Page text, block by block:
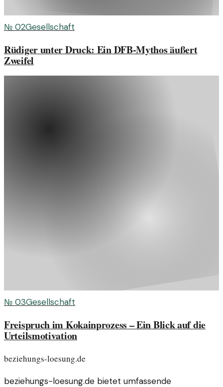
№ 02Gesellschaft
Rüdiger unter Druck: Ein DFB-Mythos äußert
Zweifel
№ 03Gesellschaft
Freispruch im Kokainprozess – Ein Blick auf die
Urteilsmotivation
beziehungs-loesung.de
beziehungs-loesung.de bietet umfassende